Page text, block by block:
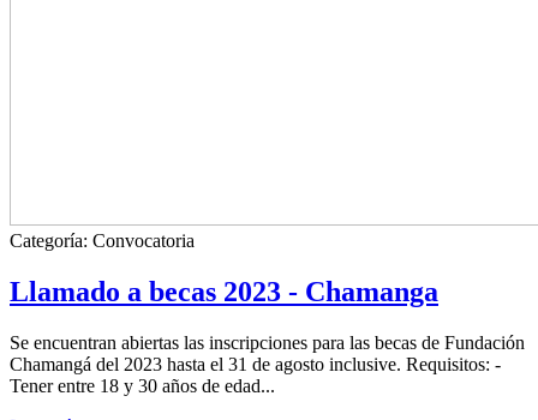
Categoría: Convocatoria
Llamado a becas 2023 - Chamanga
Se encuentran abiertas las inscripciones para las becas de Fundación
Chamangá del 2023 hasta el 31 de agosto inclusive. Requisitos: -
Tener entre 18 y 30 años de edad...